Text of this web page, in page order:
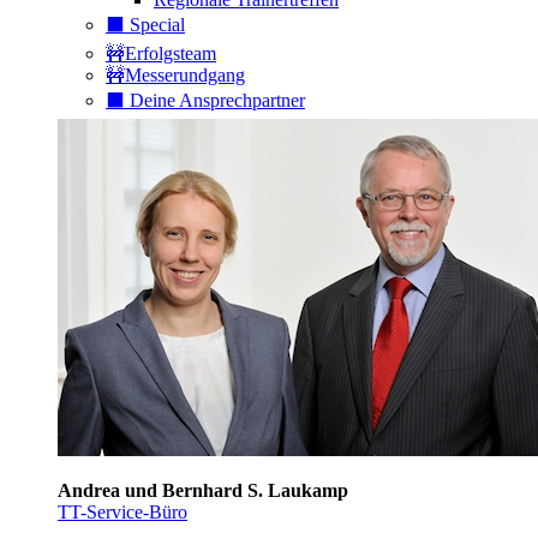
⬛️ Special
🚧Erfolgsteam
🚧Messerundgang
⬛️ Deine Ansprechpartner
Andrea und Bernhard S. Laukamp
TT-Service-Büro